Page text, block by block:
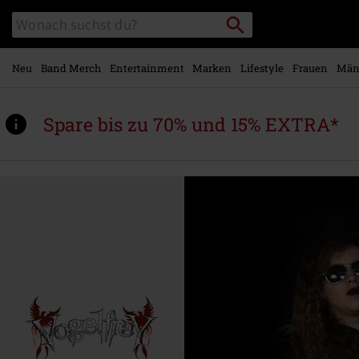
Hauptinhalt
springen
Katalog
durchsuchen
Packstation
suchen
Neu Band Merch Entertainment Marken Lifestyle Frauen
Spare bis zu 70% und 15% EXTRA*